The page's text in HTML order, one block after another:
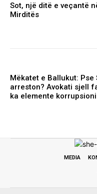
Sot, një ditë e veçantë
Mirditës
Mëkatet e Ballukut: Pse
arreston? Avokati sjell
ka elemente korrupsioni
MEDIA